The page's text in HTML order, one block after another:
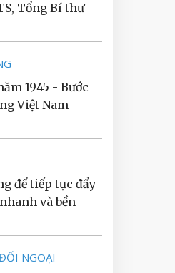
Tổng Bí thư
1945 - Bước
Việt Nam
để tiếp tục đẩy
và bền
NGOẠI